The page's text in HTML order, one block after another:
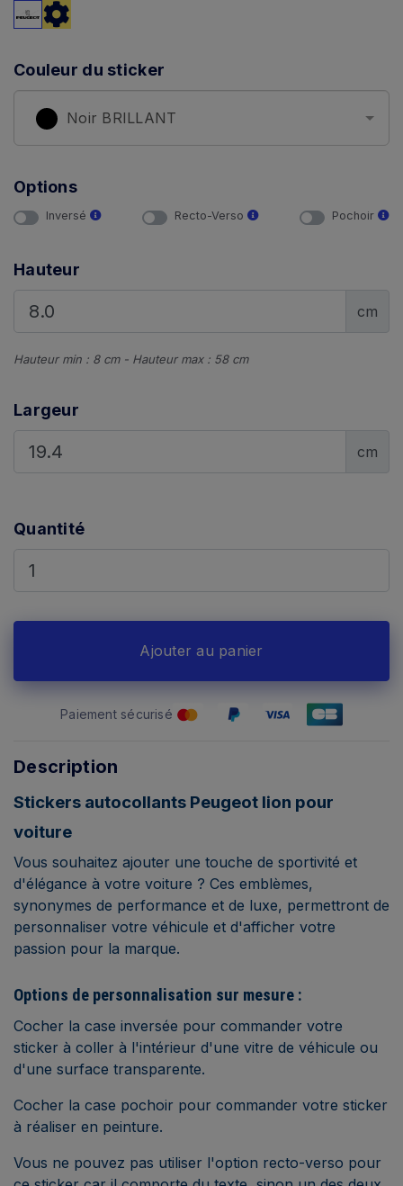
Couleur du sticker
Noir BRILLANT
Options
Inversé Recto-Verso Pochoir
Hauteur
cm
Hauteur min : 8 cm - Hauteur max : 58 cm
Largeur
cm
Quantité
Ajouter au panier
Paiement sécurisé
Description
Stickers autocollants Peugeot lion pour
voiture
Vous souhaitez ajouter une touche de sportivité et
d'élégance à votre voiture ? Ces emblèmes,
synonymes de performance et de luxe, permettront de
personnaliser votre véhicule et d'afficher votre
passion pour la marque.
Options de personnalisation sur mesure :
Cocher la case inversée pour commander votre
sticker à coller à l'intérieur d'une vitre de véhicule ou
d'une surface transparente.
Cocher la case pochoir pour commander votre sticker
à réaliser en peinture.
Vous ne pouvez pas utiliser l'option recto-verso pour